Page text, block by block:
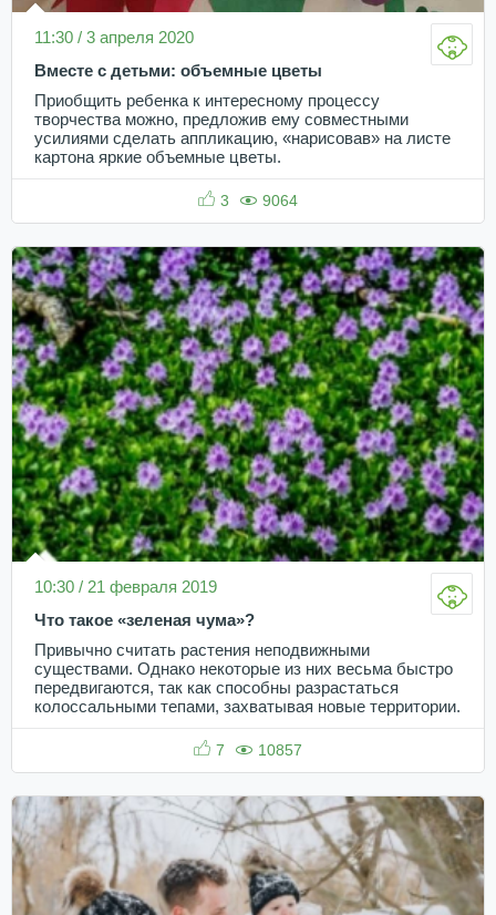
11:30 / 3 апреля 2020
Вместе с детьми: объемные цветы
Приобщить ребенка к интересному процессу
творчества можно, предложив ему совместными
усилиями сделать аппликацию, «нарисовав» на листе
картона яркие объемные цветы.
3 9064
10:30 / 21 февраля 2019
Что такое «зеленая чума»?
Привычно считать растения неподвижными
существами. Однако некоторые из них весьма быстро
передвигаются, так как способны разрастаться
колоссальными тепами, захватывая новые территории.
7 10857